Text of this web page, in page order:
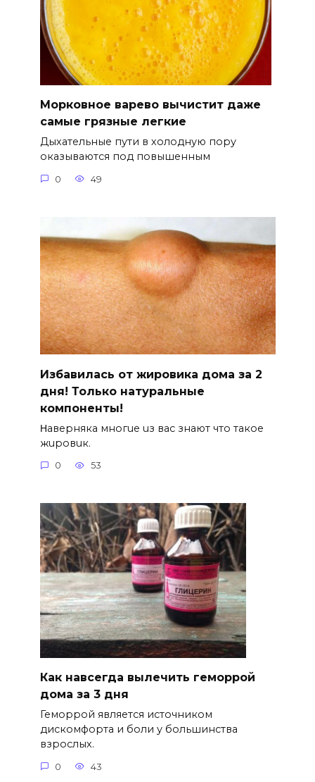
Морковное варево вычистит даже
самые грязные легкие
Дыхательные пути в холодную пору
оказываются под повышенным
0 49
Избавилась от жировика дома за 2
дня! Только натуральные
компоненты!
Ηавepняка многue uз вас знают что такоe
жuровuк.
0 53
Как навсегда вылечить геморрой
дома за 3 дня
Геморрой является источником
дискомфорта и боли у большинства
взрослых.
0 43